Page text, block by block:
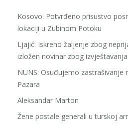
Kosovo: Potvrđeno prisustvo
lokaciji u Zubinom Potoku
Ljajić: Iskreno žaljenje zbog
izložen novinar zbog
NUNS: Osuđujemo zastrašivanje
Pazara
Aleksandar Marton
Žene postale generali u turskoj